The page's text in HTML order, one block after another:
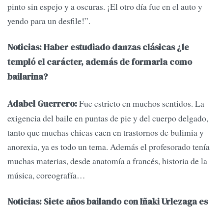
pinto sin espejo y a oscuras. ¡El otro día fue en el auto y
yendo para un desfile!”.
Noticias: Haber estudiado danzas clásicas ¿le
templó el carácter, además de formarla como
bailarina?
Adabel Guerrero:Fue estricto en muchos sentidos. La
exigencia del baile en puntas de pie y del cuerpo delgado,
tanto que muchas chicas caen en trastornos de bulimia y
anorexia, ya es todo un tema. Además el profesorado tenía
muchas materias, desde anatomía a francés, historia de la
música, coreografía…
Noticias: Siete años bailando con Iñaki Urlezaga es